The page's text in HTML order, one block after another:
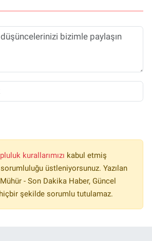
kurallarımızı kabul etmiş
üstleniyorsunuz. Yazılan
- Son Dakika Haber, Güncel
şekilde sorumlu tutulamaz.